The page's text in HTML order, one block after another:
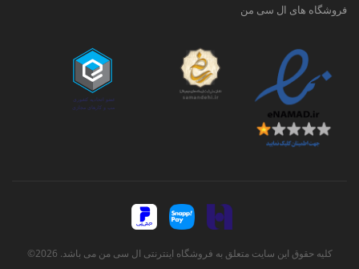
فروشگاه های ال سی من
کلیه حقوق این سایت متعلق به فروشگاه اینترنتی ال سی من می باشد. 2026©